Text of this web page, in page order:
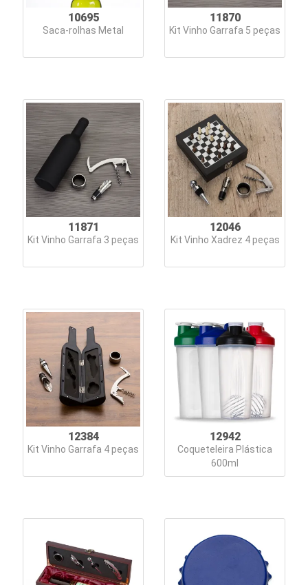
10695
Saca-rolhas Metal
11870
Kit Vinho Garrafa 5 peças
11871
Kit Vinho Garrafa 3 peças
12046
Kit Vinho Xadrez 4 peças
12384
Kit Vinho Garrafa 4 peças
12942
Coqueteleira Plástica
600ml